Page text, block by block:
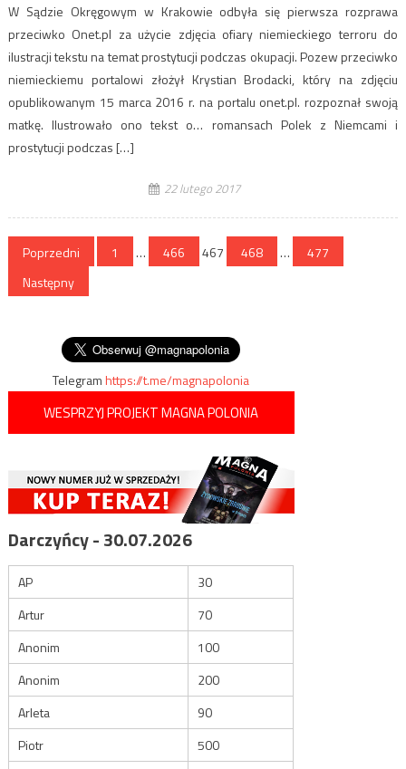
W Sądzie Okręgowym w Krakowie odbyła się pierwsza rozprawa
przeciwko Onet.pl za użycie zdjęcia ofiary niemieckiego terroru do
ilustracji tekstu na temat prostytucji podczas okupacji. Pozew przeciwko
niemieckiemu portalowi złożył Krystian Brodacki, który na zdjęciu
opublikowanym 15 marca 2016 r. na portalu onet.pl. rozpoznał swoją
matkę. Ilustrowało ono tekst o… romansach Polek z Niemcami i
prostytucji podczas […]
22 lutego 2017
Stronicowanie
wpisów
Poprzedni 1 … 466 467 468 …
477
Następny
Telegramhttps://t.me/magnapolonia
WESPRZYJ PROJEKT MAGNA POLONIA
Darczyńcy - 30.07.2026
AP
30
Artur
70
Anonim
100
Anonim
200
Arleta
90
Piotr
500